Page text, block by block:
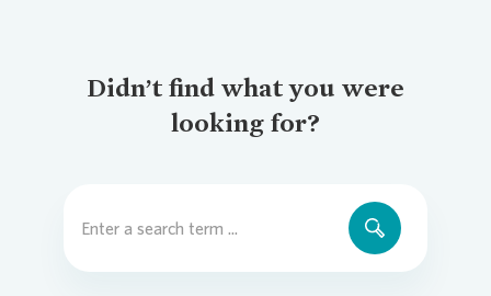
Didn’t find what you were
looking for?